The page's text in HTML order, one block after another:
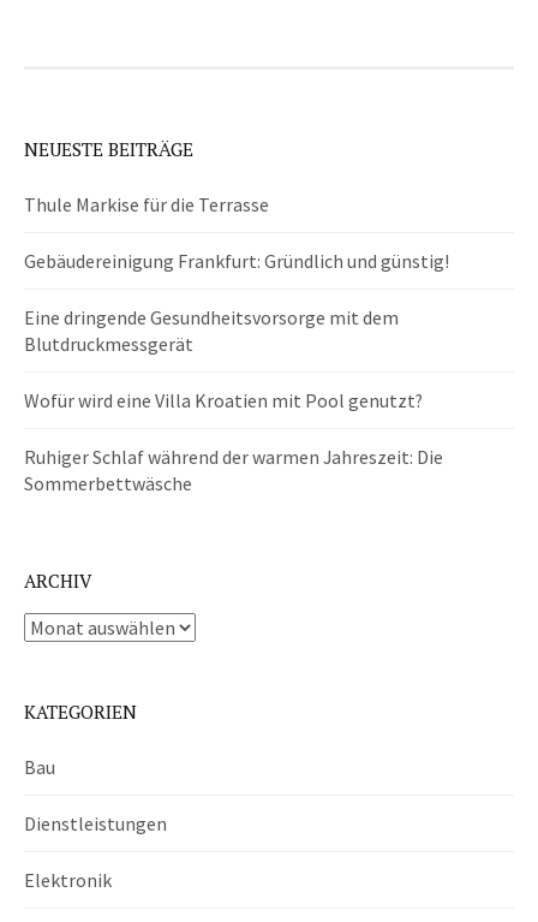
NEUESTE BEITRÄGE
Thule Markise für die Terrasse
Gebäudereinigung Frankfurt: Gründlich und günstig!
Eine dringende Gesundheitsvorsorge mit dem
Blutdruckmessgerät
Wofür wird eine Villa Kroatien mit Pool genutzt?
Ruhiger Schlaf während der warmen Jahreszeit: Die
Sommerbettwäsche
ARCHIV
Archiv
KATEGORIEN
Bau
Dienstleistungen
Elektronik